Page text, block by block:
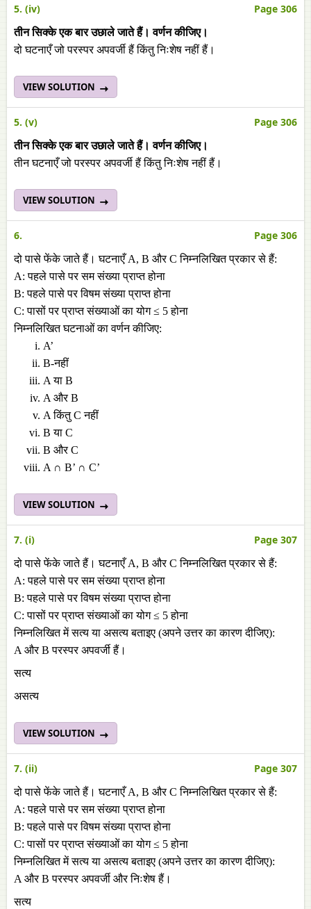
5. (iv) Page 306
तीन सिक्के एक बार उछाले जाते हैं। वर्णन कीजिए।
दो घटनाएँ जो परस्पर अपवर्जी हैं किंतु निःशेष नहीं हैं।
VIEW SOLUTION
5. (v) Page 306
तीन सिक्के एक बार उछाले जाते हैं। वर्णन कीजिए।
तीन घटनाएँ जो परस्पर अपवर्जी हैं किंतु निःशेष नहीं हैं।
VIEW SOLUTION
6. Page 306
दो पासे फेंके जाते हैं। घटनाएँ A, B और C निम्नलिखित प्रकार से हैं:
A: पहले पासे पर सम संख्या प्राप्त होना
B: पहले पासे पर विषम संख्या प्राप्त होना
C: पासों पर प्राप्त संख्याओं का योग ≤ 5 होना
निम्नलिखित घटनाओं का वर्णन कीजिए:
A’
B-नहीं
A या B
A और B
A किंतु C नहीं
B या C
B और C
A ∩ B’ ∩ C’
VIEW SOLUTION
7. (i) Page 307
दो पासे फेंके जाते हैं। घटनाएँ A, B और C निम्नलिखित प्रकार से हैं:
A: पहले पासे पर सम संख्या प्राप्त होना
B: पहले पासे पर विषम संख्या प्राप्त होना
C: पासों पर प्राप्त संख्याओं का योग ≤ 5 होना
निम्नलिखित में सत्य या असत्य बताइए (अपने उत्तर का कारण दीजिए):
A और B परस्पर अपवर्जी हैं।
सत्य
असत्य
VIEW SOLUTION
7. (ii) Page 307
दो पासे फेंके जाते हैं। घटनाएँ A, B और C निम्नलिखित प्रकार से हैं:
A: पहले पासे पर सम संख्या प्राप्त होना
B: पहले पासे पर विषम संख्या प्राप्त होना
C: पासों पर प्राप्त संख्याओं का योग ≤ 5 होना
निम्नलिखित में सत्य या असत्य बताइए (अपने उत्तर का कारण दीजिए):
A और B परस्पर अपवर्जी और निःशेष हैं।
सत्य